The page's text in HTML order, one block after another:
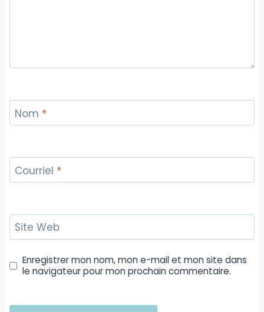
Nom *
Courriel *
Site Web
Enregistrer mon nom, mon e-mail et mon site dans
le navigateur pour mon prochain commentaire.